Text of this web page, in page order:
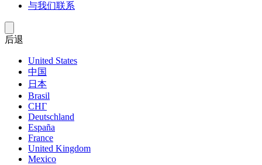
与我们联系
后退
United States
中国
日本
Brasil
СНГ
Deutschland
España
France
United Kingdom
Mexico